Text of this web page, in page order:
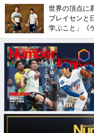
世界の頂点に
ブレイセンと
学ぶこと」《